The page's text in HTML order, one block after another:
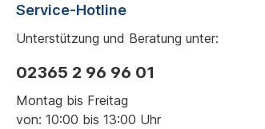
Service-Hotline
Unterstützung und Beratung unter:
02365 2 96 96 01
Montag bis Freitag
von: 10:00 bis 13:00 Uhr